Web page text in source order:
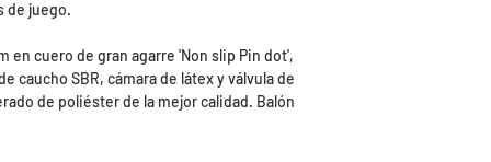
de juego.
en cuero de gran agarre 'Non slip Pin dot',
caucho SBR, cámara de látex y válvula de
de poliéster de la mejor calidad. Balón